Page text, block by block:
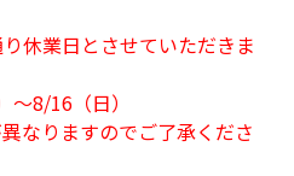
休業日とさせていただきま
～8/16（日）
なりますのでご了承くださ